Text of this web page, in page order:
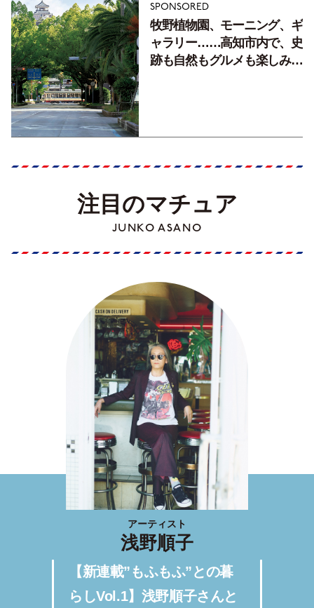
SPONSORED
牧野植物園、モーニング、ギ
ャラリー……高知市内で、史
跡も自然もグルメも楽しみ尽
注目のマチュア
JUNKO ASANO
アーティスト
浅野順子
【新連載”もふもふ”との暮
らしVol.1】浅野順子さんと